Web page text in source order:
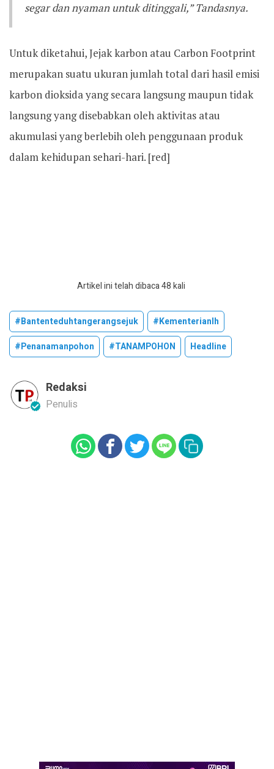
segar dan nyaman untuk ditinggali,” Tandasnya.
Untuk diketahui, Jejak karbon atau Carbon Footprint
merupakan suatu ukuran jumlah total dari hasil emisi
karbon dioksida yang secara langsung maupun tidak
langsung yang disebabkan oleh aktivitas atau
akumulasi yang berlebih oleh penggunaan produk
dalam kehidupan sehari-hari. [red]
Artikel ini telah dibaca 48 kali
#bantenteduhtangerangsejuk
#kementerianlh
#penanamanpohon
#TANAMPOHON Headline
Redaksi
Penulis